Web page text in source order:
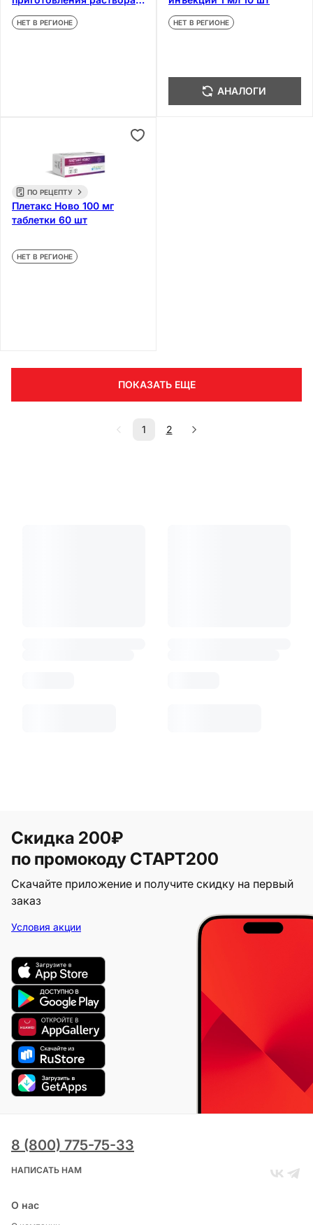
для инъекций 10 шт
НЕТ В РЕГИОНЕ НЕТ В РЕГИОНЕ
АНАЛОГИ
ПО РЕЦЕПТУ
Плетакс Ново 100 мг
таблетки 60 шт
НЕТ В РЕГИОНЕ
ПОКАЗАТЬ ЕЩЕ
1 2
Скидка 200₽
по промокоду СТАРТ200
Скачайте приложение и получите скидку на первый
заказ
Условия акции
8 (800) 775-75-33
НАПИСАТЬ НАМ
О нас